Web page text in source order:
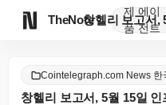
TheNote
제
품
에이
전트
Cointelegraph.com News 한
창헬리 보고서, 5월 15일